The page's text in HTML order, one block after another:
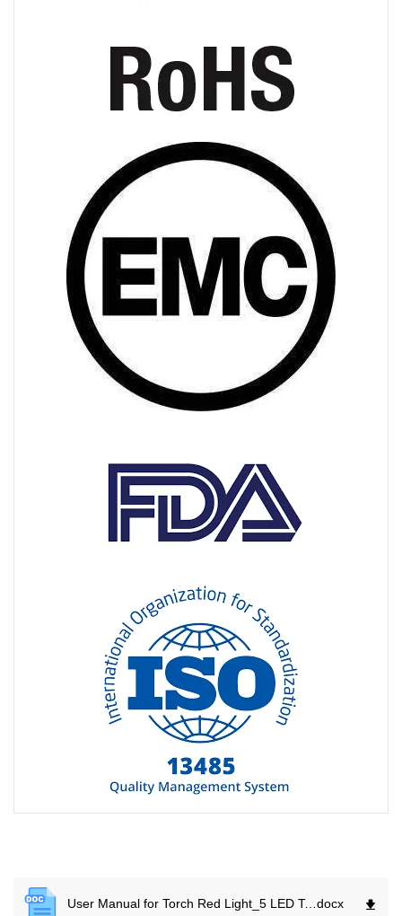
User Manual for Torch Red Light_5 LED Torch (with the attachment ). docx